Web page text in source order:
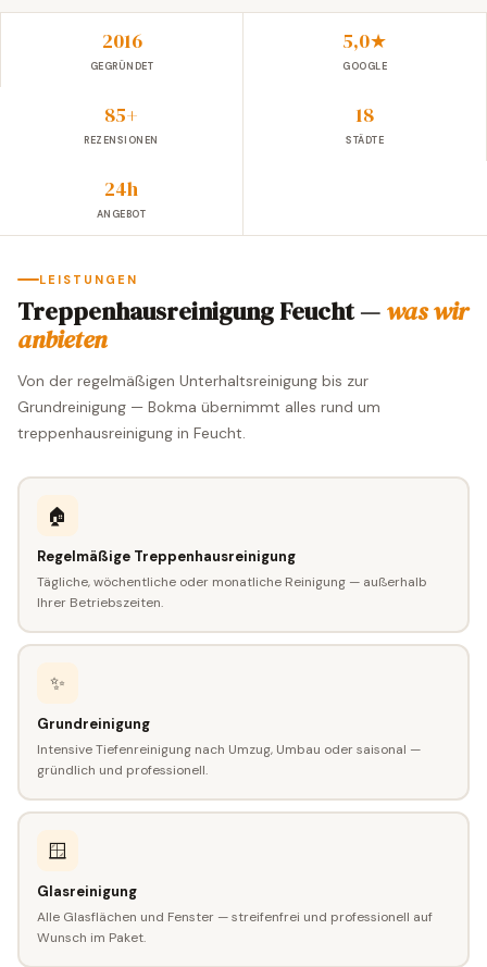
2016
GEGRÜNDET
5,0★
GOOGLE
85+
REZENSIONEN
18
STÄDTE
24h
ANGEBOT
LEISTUNGEN
Treppenhausreinigung Feucht —was wir
anbieten
Von der regelmäßigen Unterhaltsreinigung bis zur
Grundreinigung — Bokma übernimmt alles rund um
treppenhausreinigung in Feucht.
🏠
Regelmäßige Treppenhausreinigung
Tägliche, wöchentliche oder monatliche Reinigung — außerhalb
Ihrer Betriebszeiten.
✨
Grundreinigung
Intensive Tiefenreinigung nach Umzug, Umbau oder saisonal —
gründlich und professionell.
🪟
Glasreinigung
Alle Glasflächen und Fenster — streifenfrei und professionell auf
Wunsch im Paket.